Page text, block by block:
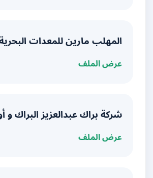
المهلب مارين للمعدات البحرية
عرض الملف
شركة براك عبدالعزيز البراك و أولاده
عرض الملف